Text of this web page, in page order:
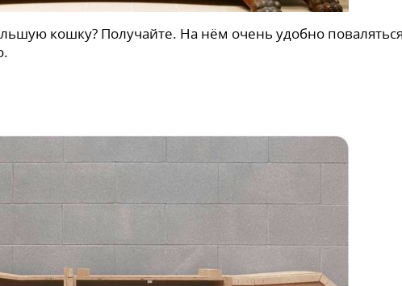
кошку? Получайте. На нём очень удобно